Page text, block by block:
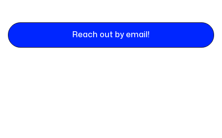
Reach out by email!